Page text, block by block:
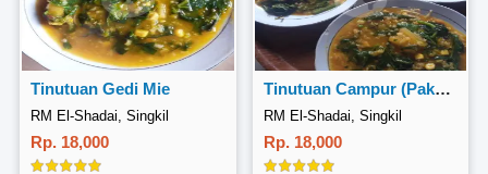
Tinutuan Gedi Mie
RM El-Shadai, Singkil
Rp. 18,000
Tinutuan Campur (Pake Mie)
RM El-Shadai, Singkil
Rp. 18,000